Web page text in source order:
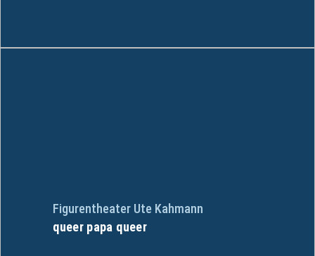
Figurentheater Ute Kahmann
queer papa queer